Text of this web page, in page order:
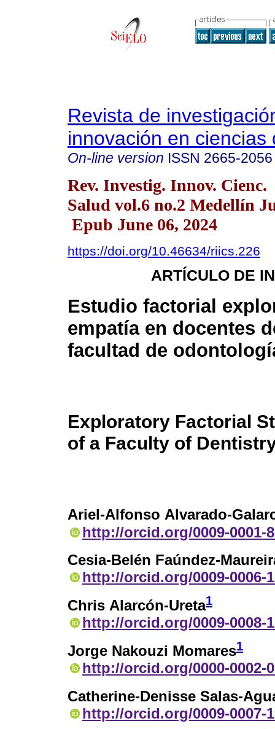
Revista de
innovación en ciencias
On-line version ISSN 2665-2056
Rev. Investig. Innov. Cienc.
Salud vol.6 no.2 Medellín
Epub June 06, 2024
https://doi.org/10.46634/riics.226
ARTÍCULO DE
Estudio factorial
empatía en docentes
facultad de
Exploratory Factorial
of a Faculty of
Ariel-Alfonso Alvarado-
http://orcid.org/0009-0001-
Cesia-Belén Faúndez-
http://orcid.org/0009-0006-
Chris Alarcón-Ureta1
http://orcid.org/0009-0008-
Jorge Nakouzi Momares1
http://orcid.org/0000-0002-
Catherine-Denisse Salas-
http://orcid.org/0009-0007-